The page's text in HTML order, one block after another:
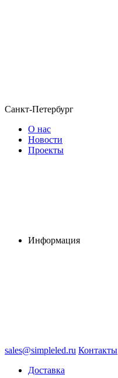
Санкт-Петербург
О нас
Новости
Проекты
Информация
sales@simpleled.ru Контакты
Доставка